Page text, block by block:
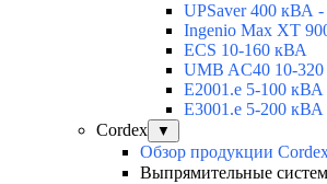
UPSaver 400 кВА
Ingenio Max XT
ECS 10-160 кВА
UMB AC40 10-
E2001.e 5-100 кВА
E3001.e 5-200 кВА
Cordex
▼
Обзор продукции
Выпрямительные